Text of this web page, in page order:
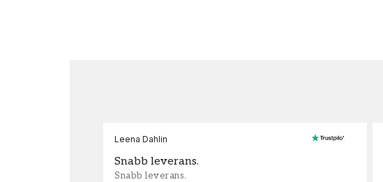
Leena Dahlin
Snabb leverans.
Snabb leverans.